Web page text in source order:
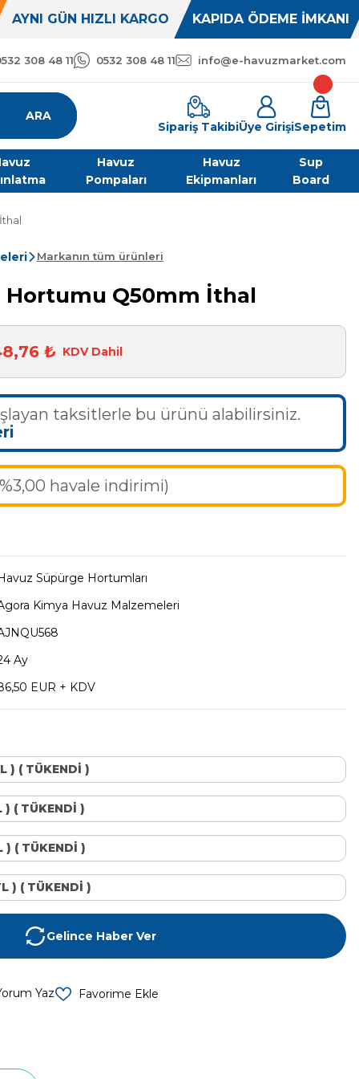
AYNI GÜN HIZLI KARGO KAPIDA ÖDEME İMKANI
308 48 11 0532 308 48 11 info@e-havuzmarket.com
ARA
Sipariş TakibiÜye GirişiSepetim
Havuz
Pompaları
Havuz
Ekipmanları
Sup
Board
Markanın tüm ürünleri
Hortumu Q50mm İthal
₺ KDV Dahil
taksitlerle bu ürünü alabilirsiniz.
havale indirimi)
Süpürge Hortumları
Kimya Havuz Malzemeleri
Ay
EUR + KDV
) ( TÜKENDİ )
( TÜKENDİ )
( TÜKENDİ )
) ( TÜKENDİ )
Gelince Haber Ver
Yaz